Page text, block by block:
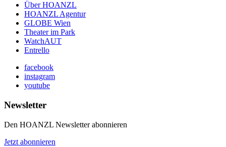
Über HOANZL
HOANZL Agentur
GLOBE Wien
Theater im Park
WatchAUT
Entrello
facebook
instagram
youtube
Newsletter
Den HOANZL Newsletter abonnieren
Jetzt abonnieren